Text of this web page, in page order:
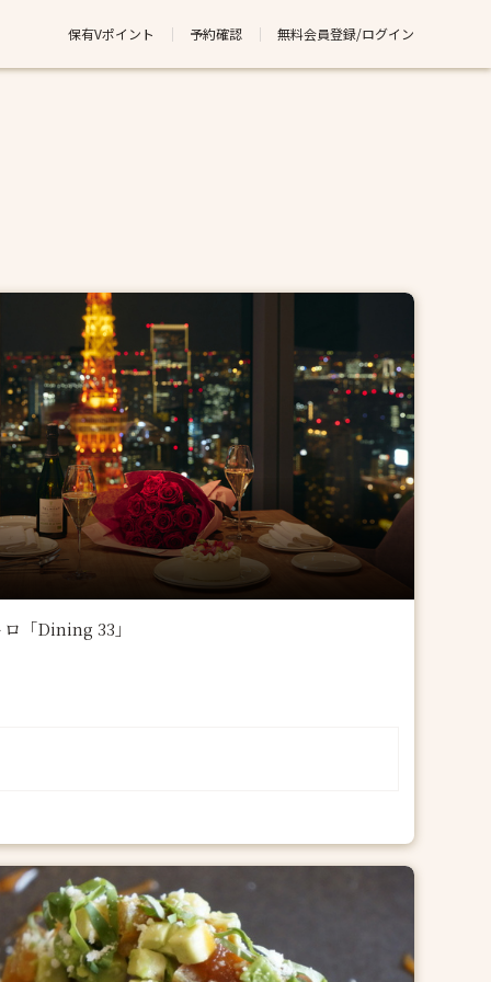
保有Vポイント 予約確認 無料会員登録/ログイン
「Dining 33」